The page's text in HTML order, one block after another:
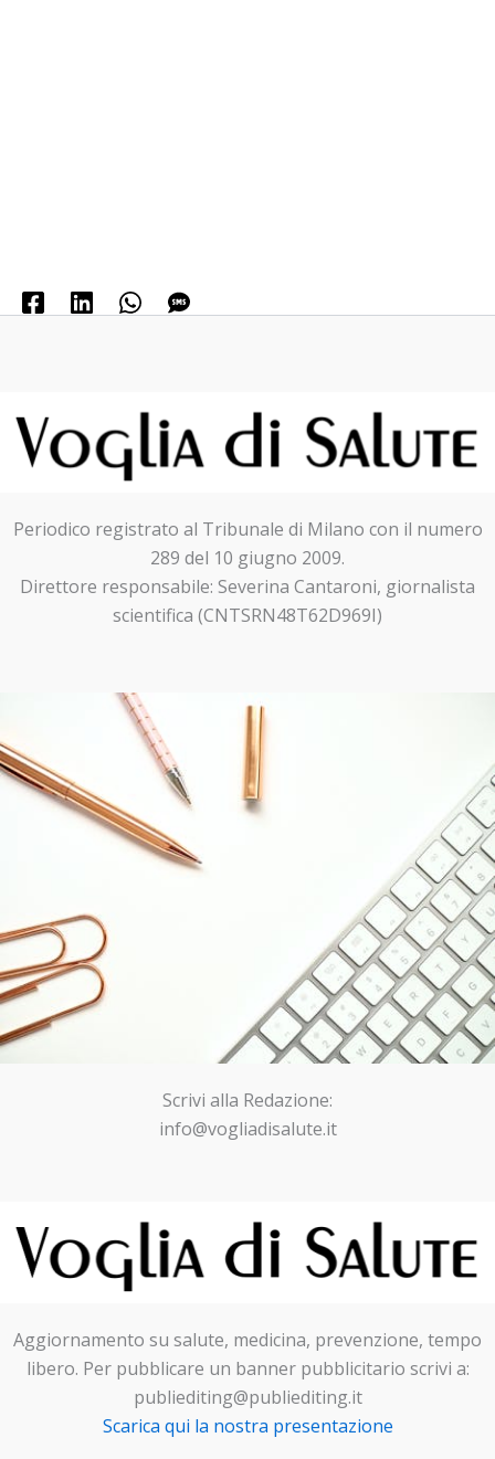
Periodico registrato al Tribunale di Milano con il numero
289 del 10 giugno 2009.
Direttore responsabile: Severina Cantaroni, giornalista
scientifica (CNTSRN48T62D969I)
Scrivi alla Redazione:
info@vogliadisalute.it
Aggiornamento su salute, medicina, prevenzione, tempo
libero. Per pubblicare un banner pubblicitario scrivi a:
publiediting@publiediting.it
Scarica qui la nostra presentazione